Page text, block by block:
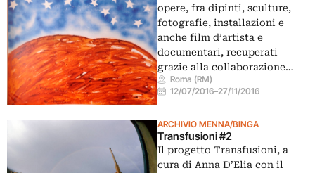
opere, fra dipinti, sculture,
fotografie, installazioni e
anche film d’artista e
documentari, recuperati
grazie alla collaborazione…
Roma (RM)
12/07/2016–27/11/2016
ARCHIVIO MENNA/BINGA
Transfusioni #2
Il progetto Transfusioni, a
cura di Anna D’Elia con il